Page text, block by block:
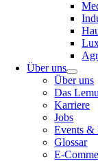
Über uns
Über uns
Das
Karriere
Jobs
Events &
Glossar
E-